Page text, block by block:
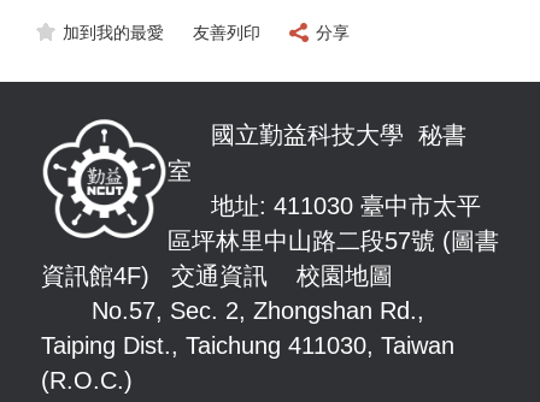
加到我的最愛 友善列印 分享
國立勤益科技大學 秘書
室
地址: 411030 臺中市太平
區坪林里中山路二段57號 (圖書
資訊館4F) 交通資訊
校園地圖
No.57, Sec. 2, Zhongshan Rd.,
Taiping Dist., Taichung 411030, Taiwan
(R.O.C.)